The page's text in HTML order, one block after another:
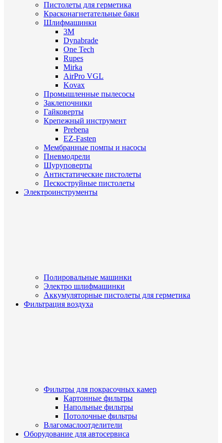
Пистолеты для герметика
Красконагнетательные баки
Шлифмашинки
3M
Dynabrade
One Tech
Rupes
Mirka
AirPro VGL
Kovax
Промышленные пылесосы
Заклепочники
Гайковерты
Крепежный инструмент
Prebena
EZ-Fasten
Мембранные помпы и насосы
Пневмодрели
Шуруповерты
Антистатические пистолеты
Пескоструйные пистолеты
Электроинструменты
Полировальные машинки
Электро шлифмашинки
Аккумуляторные пистолеты для герметика
Фильтрация воздуха
Фильтры для покрасочных камер
Картонные фильтры
Напольные фильтры
Потолочные фильтры
Влагомаслоотделители
Оборудование для автосервиса